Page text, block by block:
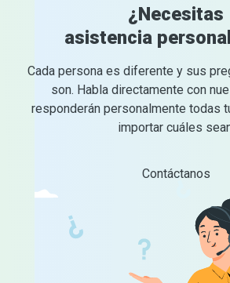
Technical Help
¿Necesitas
asistencia
Cada persona es diferente y sus
son. Habla directamente con
responderán personalmente todas
importar cuáles
Contáctanos